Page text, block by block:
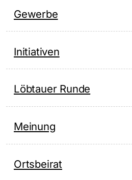
Gewerbe
Initiativen
Löbtauer Runde
Meinung
Ortsbeirat